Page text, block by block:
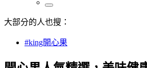
大部分的人也搜：
#king開心果